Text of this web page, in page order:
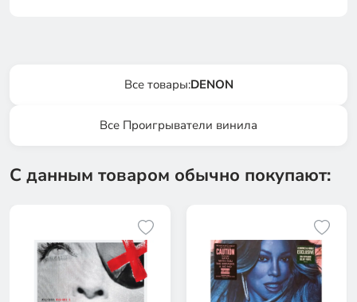
Все товары:DENON
Все Проигрыватели винила
С данным товаром обычно покупают: